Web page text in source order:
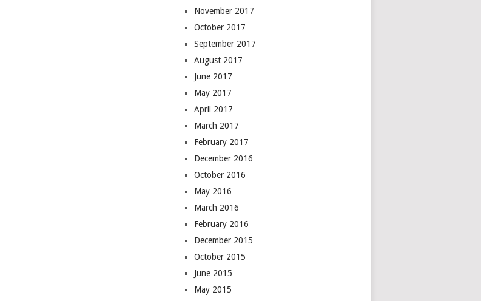
November 2017
October 2017
September 2017
August 2017
June 2017
May 2017
April 2017
March 2017
February 2017
December 2016
October 2016
May 2016
March 2016
February 2016
December 2015
October 2015
June 2015
May 2015